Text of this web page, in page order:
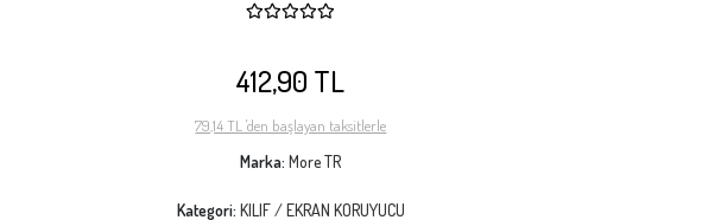
412,90 TL
79,14 TL 'den başlayan taksitlerle
Marka:More TR
Kategori: KILIF / EKRAN KORUYUCU